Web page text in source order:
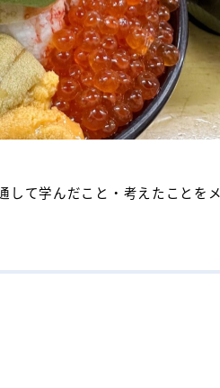
して学んだこと・考えたことを